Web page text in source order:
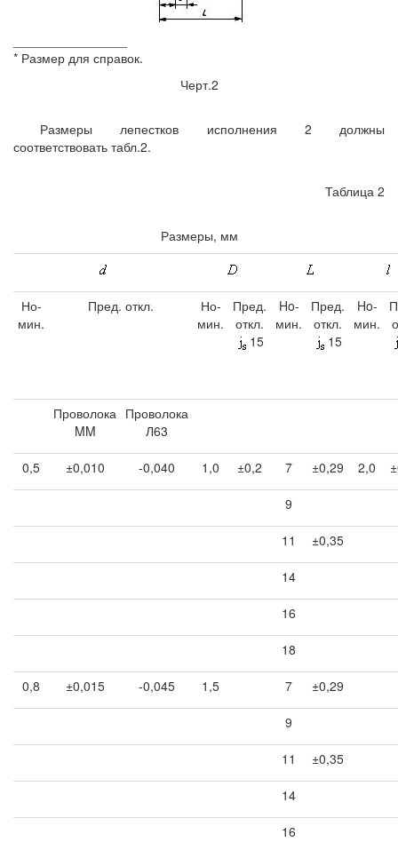
* Размер для справок.
Черт.2
Размеры лепестков исполнения 2 должны
соответствовать табл.2.
Таблица 2
Размеры, мм
Но-
мин.
Пред. откл.
Но-
мин.
Пред.
откл.
15
Ho-
мин.
Пред.
откл.
15
Ho-
мин.
Проволока
MM
Проволока
Л63
0,5 ±0,010 -0,040 1,0 ±0,2 7 ±0,29 2,0
9
11 ±0,35
14
16
18
0,8 ±0,015 -0,045 1,5 7 ±0,29
9
11 ±0,35
14
16